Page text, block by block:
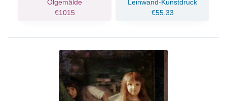
Ölgemälde
€1015
Leinwand-Kunstdruck
€55.33